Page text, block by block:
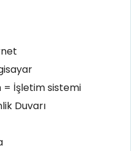
İşletim sistemi
Duvarı